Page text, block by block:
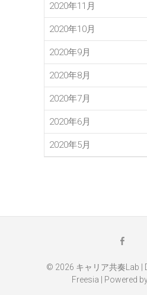
2020年11月
2020年10月
2020年9月
2020年8月
2020年7月
2020年6月
2020年5月
© 2026 キャリア共奏Lab
Freesia | Powered